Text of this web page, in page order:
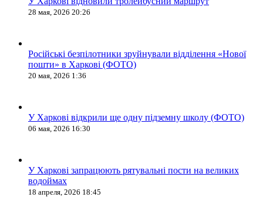
28 мая, 2026 20:26
Російські безпілотники зруйнували відділення «Нової
пошти» в Харкові (ФОТО)
20 мая, 2026 1:36
У Харкові відкрили ще одну підземну школу (ФОТО)
06 мая, 2026 16:30
У Харкові запрацюють рятувальні пости на великих
водоймах
18 апреля, 2026 18:45